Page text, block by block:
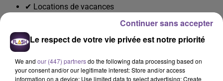
✔ Locations de vacances
C'est simple !
1 Rendez-vous au studio Flash FM à la Foire de Limoges.
2 Remplissez votre bulletin de participation.
Le respect de votre vie privée est notre priorité
We and our (447) partnersdo the following data processing based on
your consent and/or our legitimate interest: Store and/or access
information on a device; Use limited data to select advertising; Create
Continuer sans accepter